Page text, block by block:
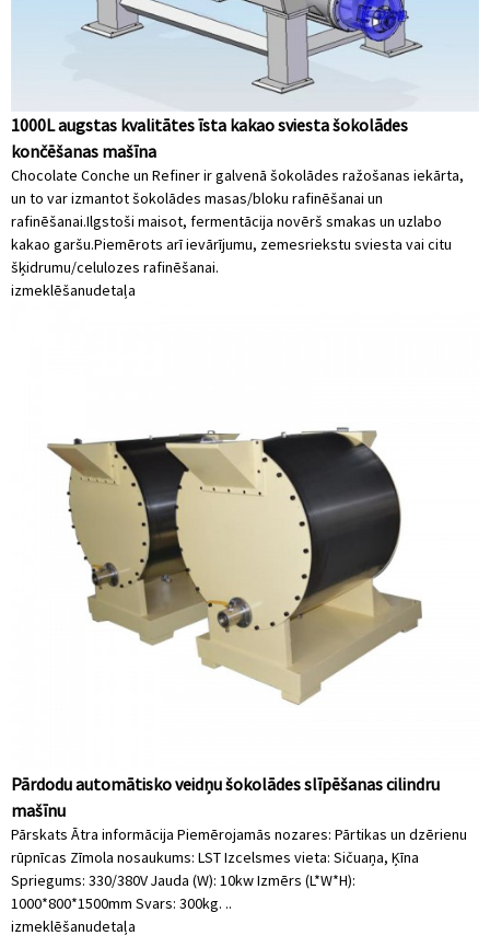
1000L augstas kvalitātes īsta kakao sviesta šokolādes
končēšanas mašīna
Chocolate Conche un Refiner ir galvenā šokolādes ražošanas iekārta,
un to var izmantot šokolādes masas/bloku rafinēšanai un
rafinēšanai.Ilgstoši maisot, fermentācija novērš smakas un uzlabo
kakao garšu.Piemērots arī ievārījumu, zemesriekstu sviesta vai citu
šķidrumu/celulozes rafinēšanai.
izmeklēšanudetaļa
Pārdodu automātisko veidņu šokolādes slīpēšanas cilindru
mašīnu
Pārskats Ātra informācija Piemērojamās nozares: Pārtikas un dzērienu
rūpnīcas Zīmola nosaukums: LST Izcelsmes vieta: Sičuaņa, Ķīna
Spriegums: 330/380V Jauda (W): 10kw Izmērs (L*W*H):
1000*800*1500mm Svars: 300kg. ..
izmeklēšanudetaļa